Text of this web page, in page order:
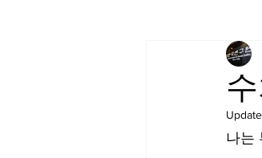
한국연구원귀
나는